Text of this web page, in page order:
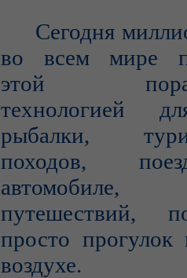
Сегодня
во всем мире
этой
технологией
рыбалки,
походов,
автомобиле,
путешествий,
просто
воздухе.